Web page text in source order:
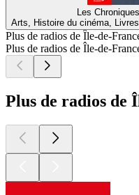
Les
Arts, Histoire du cinéma,
Plus de radios de Île-de-
Plus de radios de Île-de-
Plus de radios de